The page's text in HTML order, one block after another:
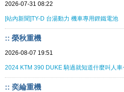
2026-07-31 08:22
[站內新聞]TY-D 台湯動力 機車專用鋰鐵電池
:: 榮秋重機
2026-08-07 19:51
2024 KTM 390 DUKE 騎過就知道什麼叫人車
:: 奕綸重機